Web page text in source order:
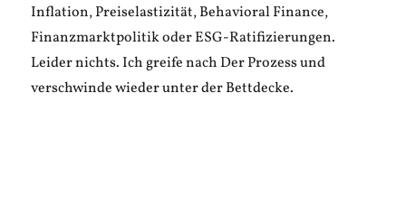
Inflation, Preiselastizität, Behavioral Finance,
Finanzmarktpolitik oder ESG-Ratifizierungen.
Leider nichts. Ich greife nach Der Prozess und
verschwinde wieder unter der Bettdecke.